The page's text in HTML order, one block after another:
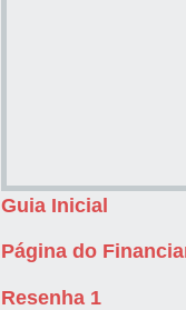
Guia Inicial
Página do
Resenha 1